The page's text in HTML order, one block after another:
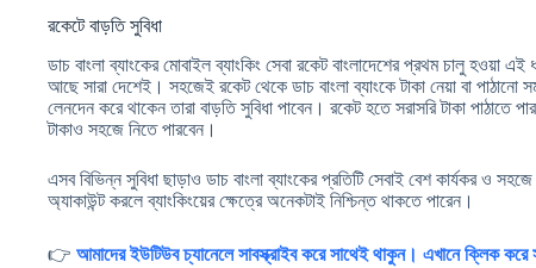
রকেটে বাড়তি সুবিধা
ডাচ বাংলা ব্যাংকের মোবাইল ব্যাংকিং সেবা রকেট বাংলাদেশের প্রথম চালু হওয়া
আছে সারা দেশেই। সহজেই রকেট থেকে ডাচ বাংলা ব্যাংকে টাকা নেয়া বা পাঠানো
লেনদেন করে থাকেন তারা বাড়তি সুবিধা পাবেন। রকেট হতে সরাসরি টাকা পাঠাতে
টাকাও সহজে নিতে পারবেন।
এসব বিভিন্ন সুবিধা ছাড়াও ডাচ বাংলা ব্যাংকের প্রতিটি সেবাই বেশ কার্যকর ও
অ্যাকাউন্ট করলে ব্যাংকিংয়ের ক্ষেত্রে অনেকটাই নিশ্চিন্ত থাকতে পারেন।
👉 আমাদের ইউটিউব চ্যানেলে সাবস্ক্রাইব করে সাথেই থাকুন। এখানে ক্লিক করে